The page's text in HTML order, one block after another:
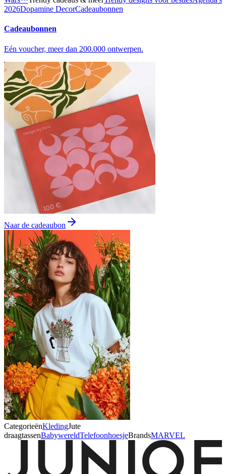
2026Dopamine DecorCadeaubonnen
Cadeaubonnen
Eén voucher, meer dan 200.000 ontwerpen.
Naar de cadeaubon
CategorieënKledingJute
draagtassenBabywereldTelefoonhoesjeBrandsMARVEL